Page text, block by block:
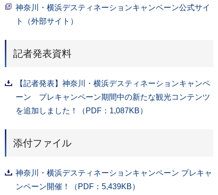
神奈川・横浜デスティネーションキャンペーン公式サイ
ト（外部サイト）
記者発表資料
【記者発表】神奈川・横浜デスティネーションキャンペ
ーン プレキャンペーン期間中の新たな観光コンテンツ
を追加しました！（PDF：1,087KB）
添付ファイル
神奈川・横浜デスティネーションキャンペーン プレキャ
ンペーン開催！（PDF：5,439KB）